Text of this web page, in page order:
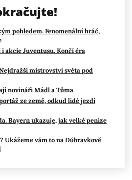
pohledem. Fenomenální hráč,
akcie Juventusu. Končí éra
mistrovství světa pod
novináři Mádl a Tůma
ze země, odkud lidé jezdí
Bayern ukazuje, jak velké peníze
Ukážeme vám to na Dúbravkově